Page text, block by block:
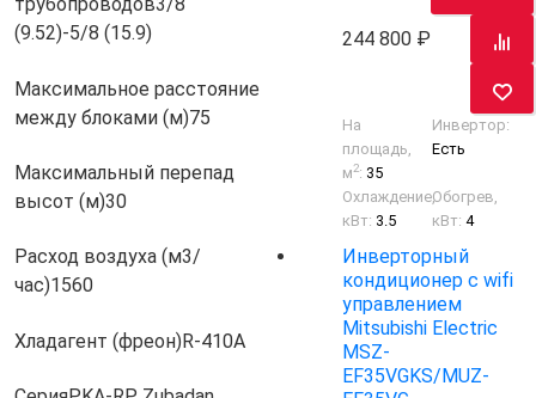
(9.52)-5/8 (15.9)
Максимальное расстояние
между блоками (м)75
Максимальный перепад
высот (м)30
Расход воздуха (м3/
час)1560
Хладагент (фреон)R-410A
244 800
На
площадь,
м2: 35
Инвертор:
Есть
Охлаждение,
кВт: 3.5
Обогрев,
кВт:4
Инверторный
кондиционер с wifi
управлением
Mitsubishi Electric
MSZ-
EF35VGKS/MUZ-